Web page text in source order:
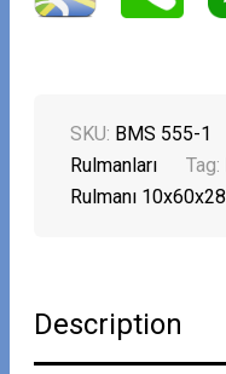
SKU: BMS 555-1
Rulmanları
Tag:
Rulmanı 10x60x28
Description